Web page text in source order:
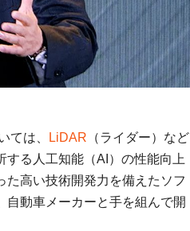
ては、 LiDAR （ライダー）など
する人工知能（AI）の性能向上
た高い技術開発力を備えたソフ
自動車メーカーと手を組んで開